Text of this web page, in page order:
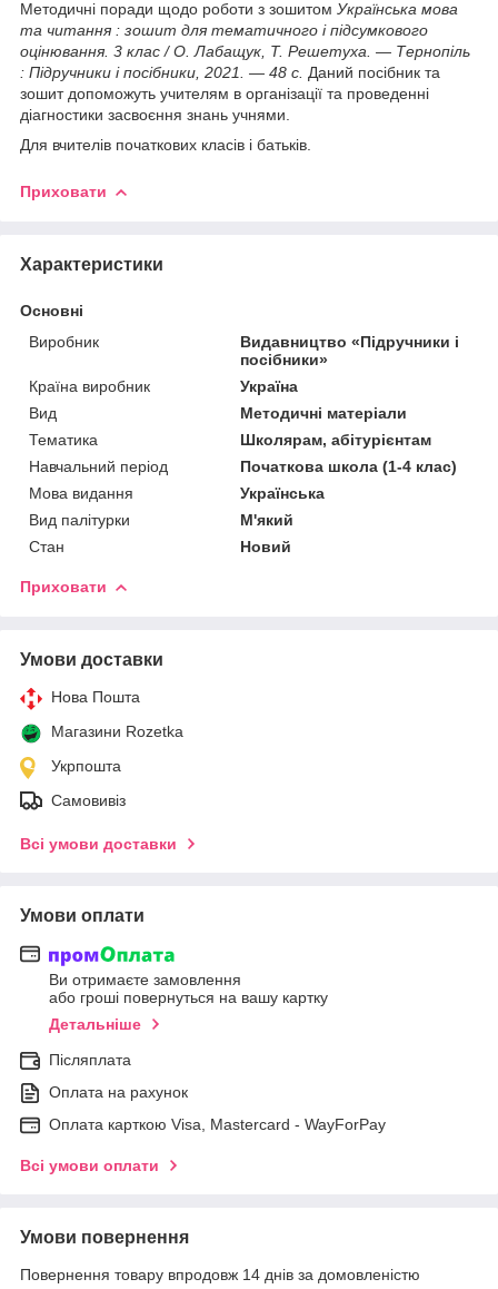
Методичні поради щодо роботи з зошитом Українська мова
та читання : зошит для тематичного і підсумкового
оцінювання. 3 клас / О. Лабащук, Т. Решетуха. — Тернопіль
: Підручники і посібники, 2021.
— 48 с. Даний посібник та
зошит допоможуть учителям в організації та проведенні
діагностики засвоєння знань учнями.
Для вчителів початкових класів і батьків.
Приховати
Характеристики
Основні
Виробник
Видавництво «Підручники і
посібники»
Країна виробник
Україна
Вид
Методичні матеріали
Тематика
Школярам, абітурієнтам
Навчальний період
Початкова школа (1-4 клас)
Мова видання
Українська
Вид палітурки
М'який
Стан
Новий
Приховати
Умови доставки
Нова Пошта
Магазини Rozetka
Укрпошта
Самовивіз
Всі умови доставки
Умови оплати
Ви отримаєте замовлення
або гроші повернуться на вашу картку
Детальніше
Післяплата
Оплата на рахунок
Оплата карткою Visa, Mastercard - WayForPay
Всі умови оплати
Умови повернення
Повернення товару впродовж 14 днів за домовленістю